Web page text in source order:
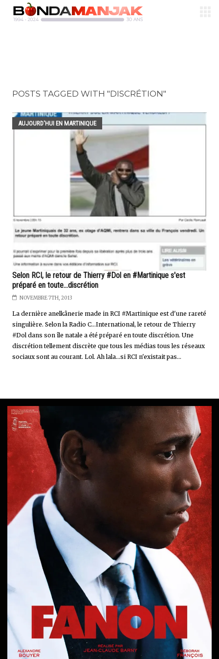
POSTS TAGGED WITH "DISCRÉTION"
AUJOURD'HUI EN MARTINIQUE
Selon RCI, le retour de Thierry #Dol en #Martinique s'est
préparé en toute...discrétion
NOVEMBRE 7TH, 2013
La dernière anelkânerie made in RCI #Martinique est d'une rareté
singulière. Selon la Radio C...International, le retour de Thierry
#Dol dans son île natale a été préparé en toute discrétion. Une
discrétion tellement discrète que tous les médias tous les réseaux
sociaux sont au courant. Lol. Ah lala...si RCI n'existait pas...